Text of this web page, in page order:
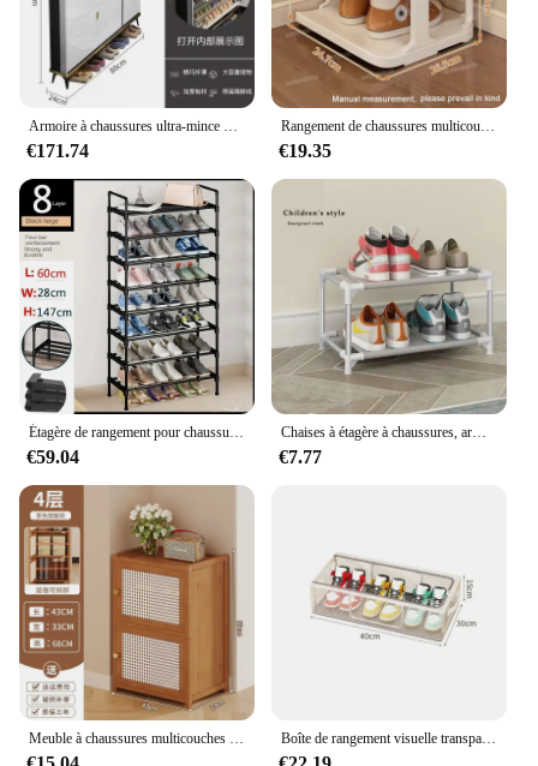
€171.74 €19.35
€59.04
Chaises à étagère à chaussures, armoires de salon, ensembles de meubles de jardin, panneaux de sauna
€7.77
Boîte de rangement visuelle transparente pour chaussures astronomiques, armoire à chaussures pliable anti-poussière, grande capacité, gain de place, lit